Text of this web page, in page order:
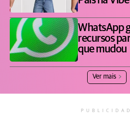
WhatsApp
recursos
que mudou
Ver mais